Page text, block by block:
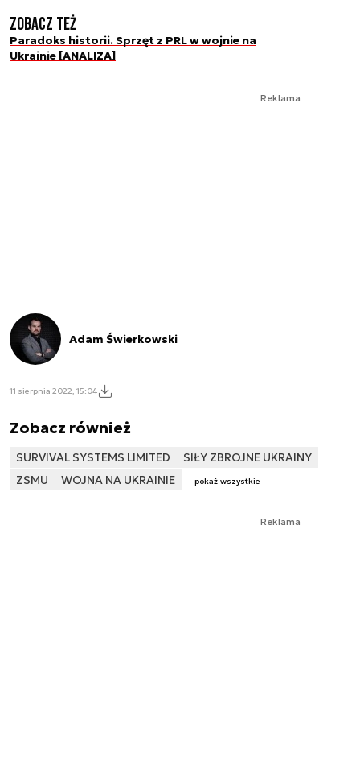
Zobacz też
Paradoks historii. Sprzęt z PRL w wojnie na
Ukrainie [ANALIZA]
Reklama
Adam Świerkowski
11 sierpnia 2022, 15:04
Zobacz również
SURVIVAL SYSTEMS LIMITED
SIŁY ZBROJNE UKRAINY
ZSMU
WOJNA NA UKRAINIE pokaż wszystkie
Reklama